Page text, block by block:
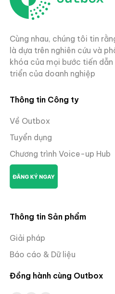
Cùng nhau, chúng tôi tin
là dựa trên nghiên cứu và
khóa của mọi bước tiến
triển của doanh nghiệp
Thông tin Công ty
Về Outbox
Tuyển dụng
Chương trình Voice-up Hub
Thông tin Sản phẩm
Giải pháp
Báo cáo & Dữ liệu
Đồng hành cùng Outbox